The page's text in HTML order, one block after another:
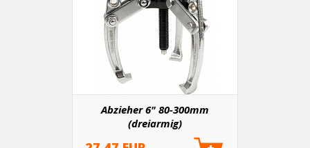
Abzieher 6" 80-300mm
(dreiarmig)